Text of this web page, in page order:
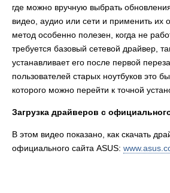
где можно вручную выбрать
видео, аудио или сети и применить их
метод особенно полезен, когда не
требуется базовый сетевой драйвер,
устанавливает его после первой
пользователей старых ноутбуков это
которого можно перейти к точной
Загрузка драйверов с
В этом видео показано, как скачать
официального сайта ASUS: